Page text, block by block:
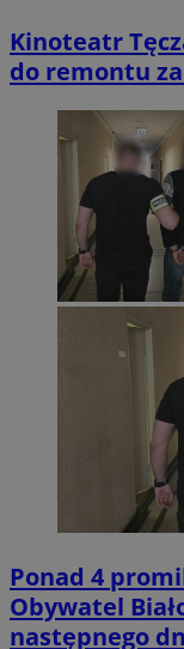
Kinoteatr
do remontu za
Ponad 4
Obywatel
następnego